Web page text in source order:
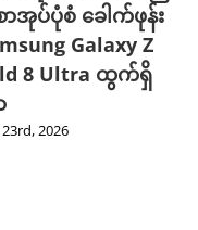
ြေးရှိ မက်ဆီ နဲ့ ရော်န
ဒို ဖုန်းတွေ လာပြီ
18th, 2026